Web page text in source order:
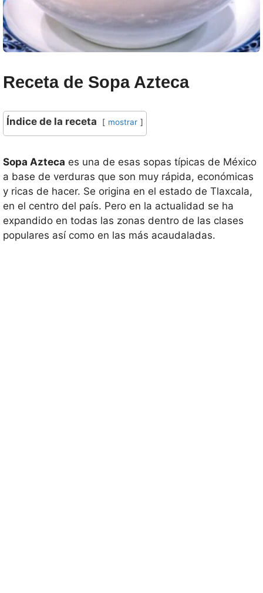
Receta de Sopa Azteca
Índice de la receta mostrar
Sopa Azteca es una de esas sopas típicas de México
a base de verduras que son muy rápida, económicas
y ricas de hacer. Se origina en el estado de Tlaxcala,
en el centro del país. Pero en la actualidad se ha
expandido en todas las zonas dentro de las clases
populares así como en las más acaudaladas.